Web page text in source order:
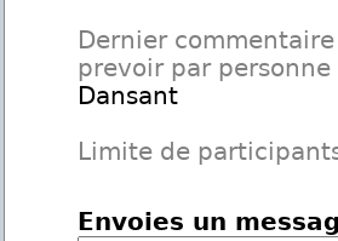
Dernier
prevoir par personne
Dansant
Limite de
Envoies un